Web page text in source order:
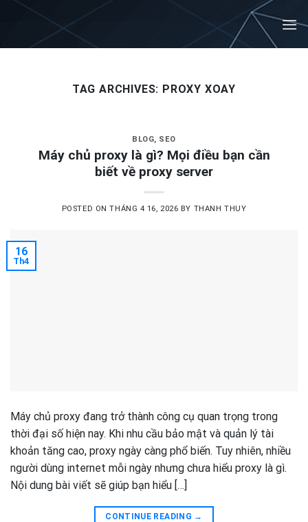
Skip
content
TAG ARCHIVES: PROXY XOAY
BLOG, SEO
Máy chủ proxy là gì? Mọi điều bạn cần
biết về proxy server
POSTED ONTHÁNG 4 16, 2026 BY THANH THUY
16
Th4
Máy chủ proxy đang trở thành công cụ quan trọng trong
thời đại số hiện nay. Khi nhu cầu bảo mật và quản lý tài
khoản tăng cao, proxy ngày càng phổ biến. Tuy nhiên, nhiều
người dùng internet mỗi ngày nhưng chưa hiểu proxy là gì.
Nội dung bài viết sẽ giúp bạn hiểu […]
CONTINUE READING →